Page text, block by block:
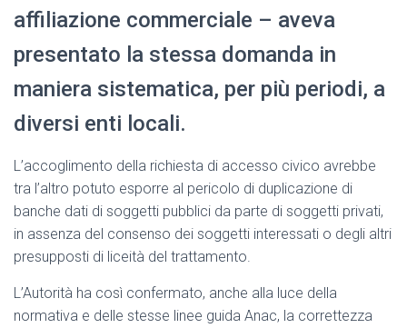
affiliazione commerciale – aveva
presentato la stessa domanda in
maniera sistematica, per più periodi, a
diversi enti locali.
L’accoglimento della richiesta di accesso civico avrebbe
tra l’altro potuto esporre al pericolo di duplicazione di
banche dati di soggetti pubblici da parte di soggetti privati,
in assenza del consenso dei soggetti interessati o degli altri
presupposti di liceità del trattamento.
L’Autorità ha così confermato, anche alla luce della
normativa e delle stesse linee guida Anac, la correttezza